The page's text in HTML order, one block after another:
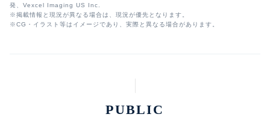
発、Vexcel Imaging US Inc.
※掲載情報と現況が異なる場合は、現況が優先となります。
※CG・イラスト等はイメージであり、実際と異なる場合があります。
PUBLIC